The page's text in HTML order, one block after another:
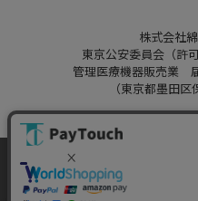
株式会社
東京公安委員会（許
管理医療機器販売業
（東京都墨田区
Copyright 2022
当ウェブサイトでは、お客様
をご提供するため、クッキーを